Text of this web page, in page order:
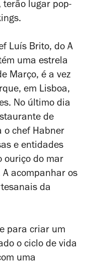
lugar pop-
Luís Brito, do A
uma estrela
Março, é a vez
em Lisboa,
No último dia
de
o chef Habner
e entidades
ouriço do mar
acompanhar os
da
para criar um
o ciclo de vida
uma